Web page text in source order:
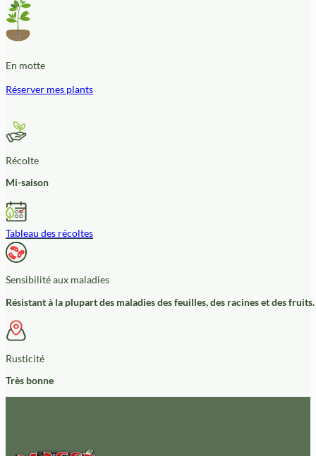
En motte
Réserver mes plants
Récolte
Mi-saison
Tableau des récoltes
Sensibilité aux maladies
Résistant à la plupart des maladies des feuilles, des racines et des fruits.
Rusticité
Très bonne